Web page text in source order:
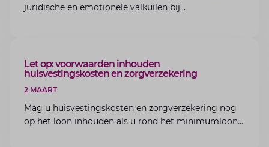
juridische en emotionele valkuilen bij
ARTIKEL
Let op: voorwaarden inhouden
huisvestingskosten en zorgverzekering
2 MAART
Mag u huisvestingskosten en zorgverzekering nog
op het loon inhouden als u rond het minimumloon